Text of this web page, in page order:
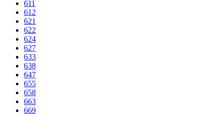
611
612
621
622
624
627
633
638
647
655
658
663
669